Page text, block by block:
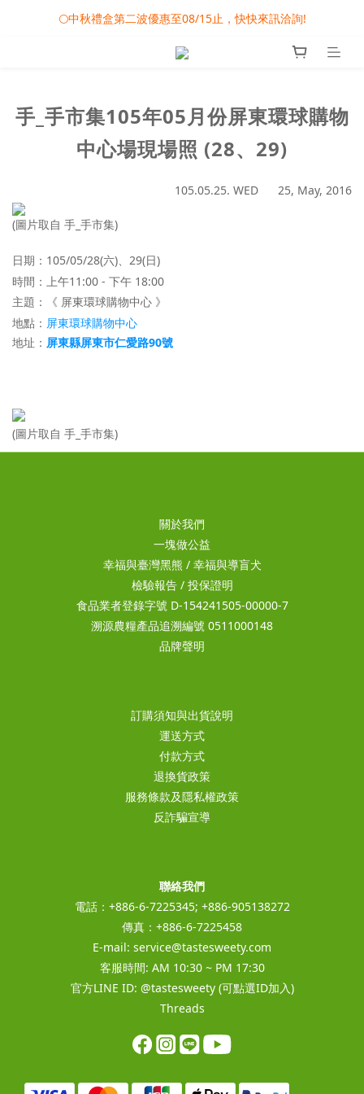
🎀08/01-09/30 秋節月圓家家慶- 滿額即享專屬小禮
🌕中秋禮盒第二波優惠至08/15止，快快來訊洽詢!
❤️雙雙對對心連心 - 婚禮小物專屬滿額活動
手_手市集105年05月份屏東環球購物
中心場現場照 (28、29)
105.05.25. WED 25, May, 2016
(圖片取自 手_手市集)
日期：105/05/28(六)、29(日)
時間：上午11:00 - 下午 18:00
主題：《 屏東環球購物中心 》
地點 ： 屏東環球購物中心
地址： 屏東縣屏東市仁愛路90號
(圖片取自 手_手市集)
關於我們
一塊做公益
幸福與臺灣黑熊 / 幸福與導盲犬
檢驗報告/ 投保證明
食品業者登錄字號 D-154241505-00000-7
溯源農糧產品追溯編號 0511000148
品牌聲明
訂購須知與出貨說明
運送方式
付款方式
退換貨政策
服務條款及隱私權政策
反詐騙宣導
聯絡我們
電話：+886-6-7225345; +886-905138272
傳真：+886-6-7225458
E-mail: service@tastesweety.com
客服時間: AM 10:30 ~ PM 17:30
官方LINE ID: @tastesweety(可點選ID加入)
Threads